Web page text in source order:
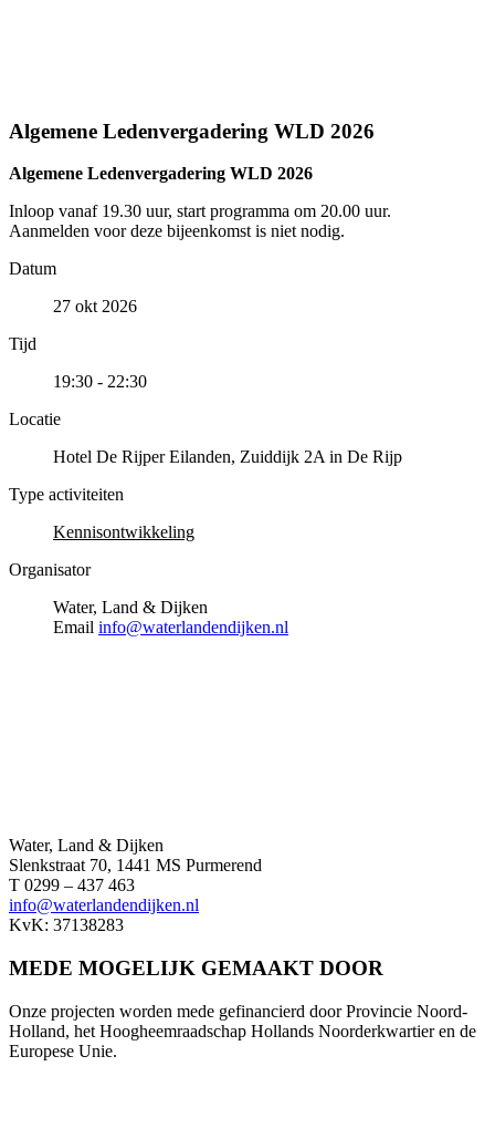
Algemene Ledenvergadering WLD 2026
Algemene Ledenvergadering WLD 2026
Inloop vanaf 19.30 uur, start programma om 20.00 uur.
Aanmelden voor deze bijeenkomst is niet nodig.
Datum
27 okt 2026
Tijd
19:30 - 22:30
Locatie
Hotel De Rijper Eilanden, Zuiddijk 2A in De Rijp
Type activiteiten
Kennisontwikkeling
Organisator
Water, Land & Dijken
Email info@waterlandendijken.nl
Water, Land & Dijken
Slenkstraat 70, 1441 MS Purmerend
T 0299 – 437 463
info@waterlandendijken.nl
KvK: 37138283
MEDE MOGELIJK GEMAAKT DOOR
Onze projecten worden mede gefinancierd door Provincie Noord-
Holland, het Hoogheemraadschap Hollands Noorderkwartier en de
Europese Unie.